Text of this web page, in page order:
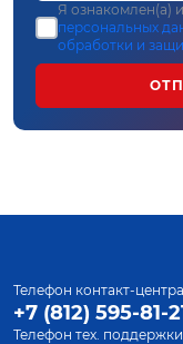
Я ознакомлен(а)
персональных
обработки и
Телефон контакт-
+7 (812) 595-81-
Телефон тех.